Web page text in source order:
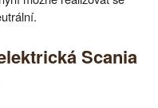
Scania